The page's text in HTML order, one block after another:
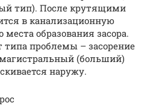
тип). После крутящими
в канализационную
места образования засора.
типа проблемы – засорение
(больший)
наружу.